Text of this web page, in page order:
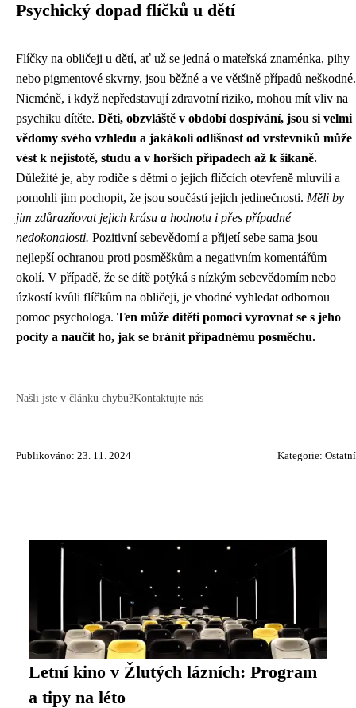
Psychický dopad flíčků u dětí
Flíčky na obličeji u dětí, ať už se jedná o mateřská znaménka, pihy
nebo pigmentové skvrny, jsou běžné a ve většině případů neškodné.
Nicméně, i když nepředstavují zdravotní riziko, mohou mít vliv na
psychiku dítěte. Děti, obzvláště v období dospívání, jsou si velmi
vědomy svého vzhledu a jakákoli odlišnost od vrstevníků může
vést k nejistotě, studu a v horších případech až k šikaně.
Důležité je, aby rodiče s dětmi o jejich flíčcích otevřeně mluvili a
pomohli jim pochopit, že jsou součástí jejich jedinečnosti. Měli by
jim zdůrazňovat jejich krásu a hodnotu i přes případné
nedokonalosti. Pozitivní sebevědomí a přijetí sebe sama jsou
nejlepší ochranou proti posměškům a negativním komentářům
okolí. V případě, že se dítě potýká s nízkým sebevědomím nebo
úzkostí kvůli flíčkům na obličeji, je vhodné vyhledat odbornou
pomoc psychologa. Ten může dítěti pomoci vyrovnat se s jeho
pocity a naučit ho, jak se bránit případnému posměchu.
Našli jste v článku chybu?Kontaktujte nás
Publikováno: 23. 11. 2024 Kategorie: Ostatní
Letní kino v Žlutých lázních: Program
a tipy na léto